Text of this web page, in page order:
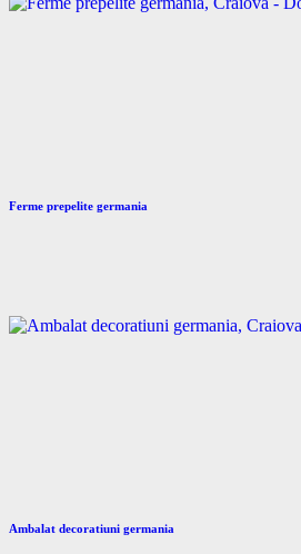
Ferme prepelite germania
Ambalat decoratiuni germania